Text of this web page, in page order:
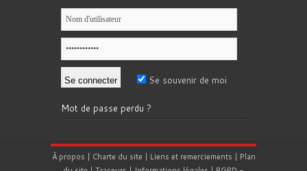
Se souvenir de moi
Mot de passe perdu ?
À propos | Charte du site | Liens et remerciements | Plan